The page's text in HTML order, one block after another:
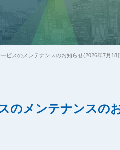
ビスのメンテナンスのお知らせ(2026年7月18
のメンテナンスの